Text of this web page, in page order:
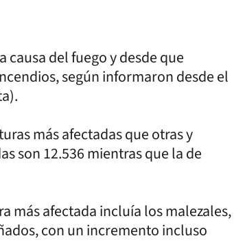
causa del fuego y desde que
según informaron desde el
más afectadas que otras y
son 12.536 mientras que la de
más afectada incluía los malezales,
con un incremento incluso